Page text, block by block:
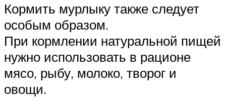
Кормить мурлыку также следует
особым образом.
При кормлении натуральной пищей
нужно использовать в рационе
мясо, рыбу, молоко, творог и
овощи.